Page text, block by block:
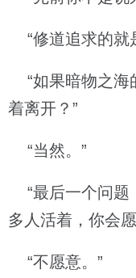
“修道追求的就
“如果暗物之海
着离开？”
“当然。”
“最后一个问题
多人活着，你会
“不愿意。”